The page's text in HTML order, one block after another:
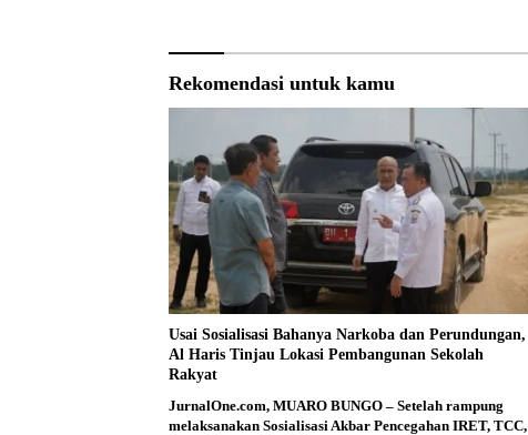
Rekomendasi untuk kamu
Usai Sosialisasi Bahanya Narkoba dan Perundungan,
Al Haris Tinjau Lokasi Pembangunan Sekolah
Rakyat
JurnalOne.com, MUARO BUNGO – Setelah rampung
melaksanakan Sosialisasi Akbar Pencegahan IRET, TCC,